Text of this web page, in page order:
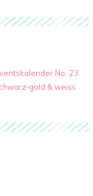
No. 23
gold & weiss